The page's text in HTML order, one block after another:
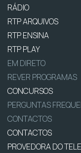
RÁDIO
RTP ARQUIVOS
RTP ENSINA
RTP PLAY
EM DIRETO
REVER PROGRAMAS
CONCURSOS
PERGUNTAS
CONTACTOS
CONTACTOS
PROVEDORA DO